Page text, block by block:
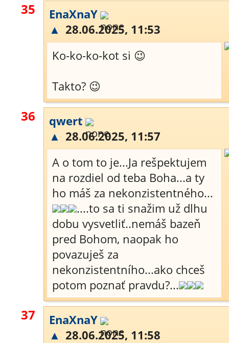
35
EnaXnaY
▲ 28.06.2025, 11:53
Ko-ko-ko-kot si 😉
Takto? 😉
36
qwert
▲ 28.06.2025, 11:57
A o tom to je...Ja rešpektujem
na rozdiel od teba Boha...a ty
ho máš za nekonzistentného...
....to sa ti snažim už dlhu
dobu vysvetliť..nemáš bazeň
pred Bohom, naopak ho
povazuješ za
nekonzistentního...ako chceš
potom poznať pravdu?...
37
EnaXnaY
▲ 28.06.2025, 11:58